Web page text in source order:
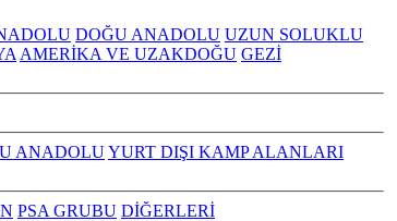
DOĞU ANADOLU UZUN SOLUKLU
AMERİKA VE UZAKDOĞU GEZİ
ANADOLUYURT DIŞI KAMP ALANLARI
PSA GRUBU DİĞERLERİ